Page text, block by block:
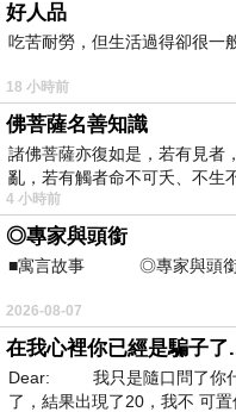
好人品
吃苦耐勞，但生活過得卻很一
18 小時前
佛菩薩名善知識
諸佛菩薩亦復如是，若有見者
亂，若有觸者命不可夭、不生
受
4 小時前
◎專家與頭銜
■寓言故事 ◎專家與頭
⊕潘文
之谷」裡——
2026-08-07
在我心裡你已經是騙子了
Dear: 我只是隨口問了你什
了，結果出現了20，我不 可